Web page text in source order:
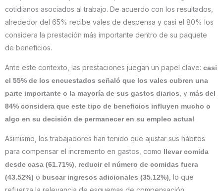
cotidianos asociados al trabajo. De acuerdo con los resultados,
alrededor del 65% recibe vales de despensa y casi el 80% los
considera la prestación más importante dentro de su paquete
de beneficios.
Ante este contexto, las prestaciones juegan un papel clave: casi
el 55% de los encuestados señaló que los vales cubren una
parte importante o la mayoría de sus gastos diarios , y más del
84% considera que este tipo de beneficios influyen mucho o
algo en su decisión de permanecer en su empleo actual.
Asimismo, los trabajadores han tenido que ajustar sus hábitos
para compensar el incremento en gastos, como llevar comida
desde casa (61.71%)
reducir el número de comidas fuera
(43.52%) o buscar ingresos adicionales (35.12%) , lo que